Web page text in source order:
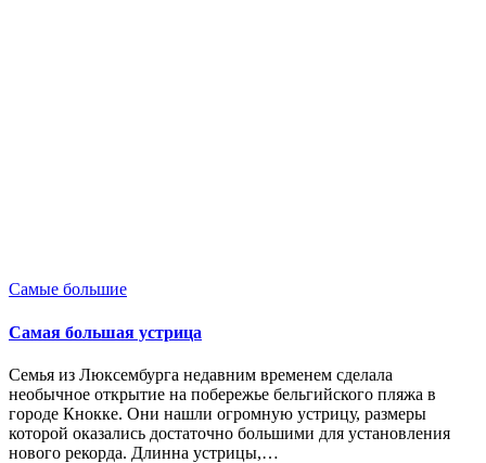
Опубликовано
Самые большие
Самая большая устрица
Семья из Люксембурга недавним временем сделала
необычное открытие на побережье бельгийского пляжа в
городе Кнокке. Они нашли огромную устрицу, размеры
которой оказались достаточно большими для установления
нового рекорда. Длинна устрицы,…